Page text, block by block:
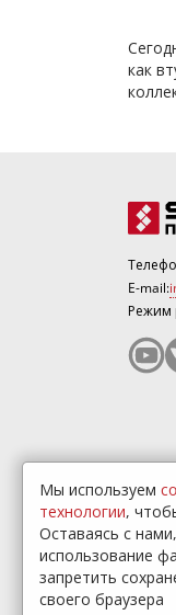
как в
E-mail:
Режим
Мы используем
технологии,
Оставаясь с
использование
запретить
своего браузера